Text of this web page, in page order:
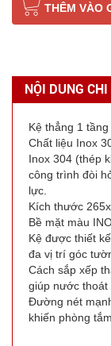
THÊM VÀO
NỘI DUNG CHI
Kệ thẳng 1
Chất liệu Inox
Inox 304 (thép
công trình đòi
lực.
Kích thước
Bề mặt màu
Kệ được thiết
đa vị trí góc
Cách sắp xếp
giúp nước thoát
Đường nét
khiến phòng